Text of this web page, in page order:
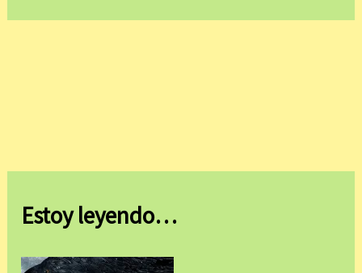
Estoy leyendo…